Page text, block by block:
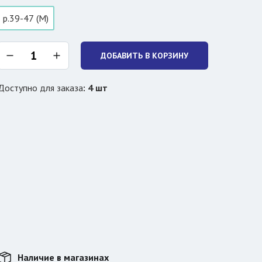
р.39-47 (M)
ДОБАВИТЬ В КОРЗИНУ
для заказа: 4шт
Наличие в магазинах